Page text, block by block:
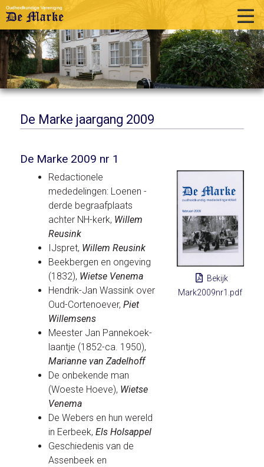
home
historie
activiteiten
contact
De Marke jaargang 2009
De Marke 2009 nr 1
Bekijk
Mark2009nr1.pdf
Redactionele
mededelingen: Loenen -
derde begraafplaats
achter NH-kerk, Willem
Reusink
IJspret, Willem Reusink
Beekbergen en ongeving
(1832), Wietse Venema
Hendrik-Jan Wassink over
Oud-Cortenoever,Piet
Willemsens
Meester Jan Pannekoek-
laantje (1852-ca. 1950),
Marianne van Zadelhoff
De onbekende man
(Woeste Hoeve), Wietse
Venema
De Webers en hun wereld
in Eerbeek,Els Holsappel
Geschiedenis van de
Assenbeek en